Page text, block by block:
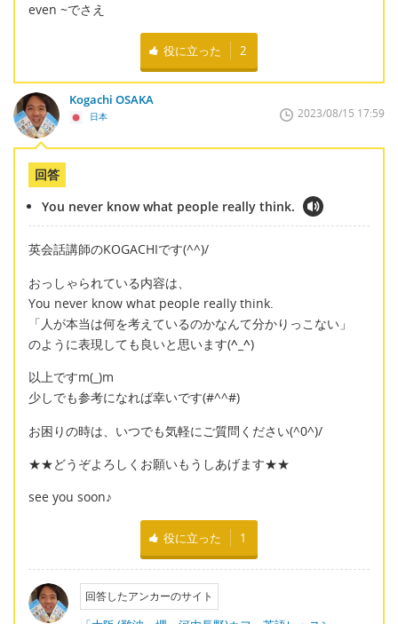
even ~でさえ
役に立った 2
Kogachi OSAKA
日本 2023/08/15 17:59
回答
You never know what people really think.
英会話講師のKOGACHIです(^^)/
おっしゃられている内容は、
You never know what people really think.
「人が本当は何を考えているのかなんて分かりっこない」
のように表現しても良いと思います(^_^)
以上ですm(_)m
少しでも参考になれば幸いです(#^^#)
お困りの時は、いつでも気軽にご質問ください(^0^)/
★★どうぞよろしくお願いもうしあげます★★
see you soon♪
役に立った 1
回答したアンカーのサイト